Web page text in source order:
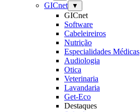
GICnet ▼
GICnet
Software
Cabeleireiros
Nutrição
Especialidades Médicas
Audiologia
Otica
Veterinaria
Lavandaria
Get-Eco
Destaques